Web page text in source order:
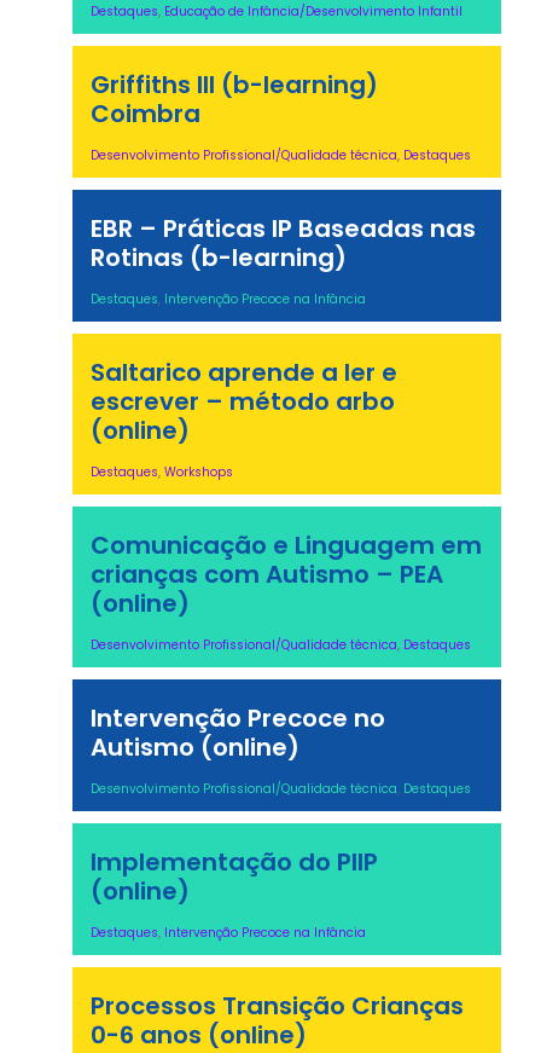
Destaques, Educação de Infância/Desenvolvimento Infantil
Griffiths III (b-learning)
Coimbra
Desenvolvimento Profissional/Qualidade técnica, Destaques
EBR – Práticas IP Baseadas nas
Rotinas (b-learning)
Destaques, Intervenção Precoce na Infância
Saltarico aprende a ler e
escrever – método arbo
(online)
Destaques,Workshops
Comunicação e Linguagem em
crianças com Autismo – PEA
(online)
Desenvolvimento Profissional/Qualidade técnica, Destaques
Intervenção Precoce no
Autismo (online)
Desenvolvimento Profissional/Qualidade técnica, Destaques
Implementação do PIIP
(online)
Destaques, Intervenção Precoce na Infância
Processos Transição Crianças
0-6 anos (online)